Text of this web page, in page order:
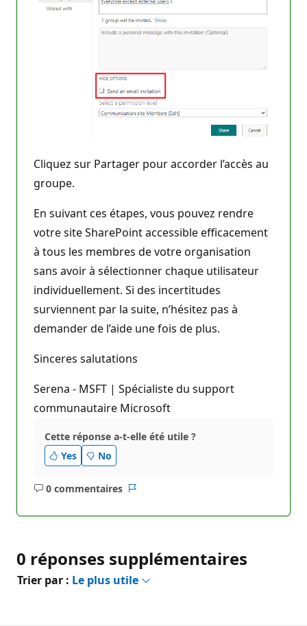
Cliquez sur Partager pour accorder l’accès au
groupe.
En suivant ces étapes, vous pouvez rendre
votre site SharePoint accessible efficacement
à tous les membres de votre organisation
sans avoir à sélectionner chaque utilisateur
individuellement. Si des incertitudes
surviennent par la suite, n’hésitez pas à
demander de l’aide une fois de plus.
Sinceres salutations
Serena - MSFT | Spécialiste du support
communautaire Microsoft
Cette réponse a-t-elle été utile ?
Yes
No
0 commentaires
Aucun
0 réponses supplémentaires
Trier par : Le plus utile